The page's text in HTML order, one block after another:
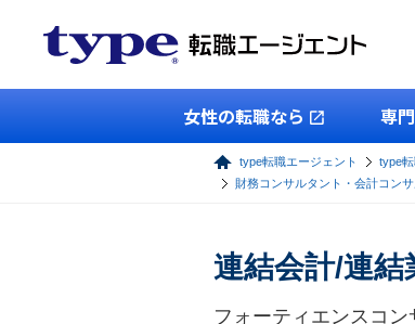
女性の転職なら 専
type転職エージェント type
財務コンサルタント・会計コン
連結会計/連結
フォーティエンスコ